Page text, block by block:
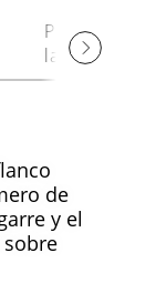
Protector de
la llanta
de
y el